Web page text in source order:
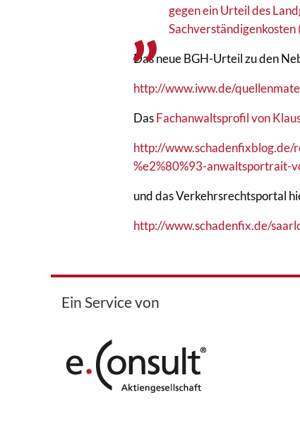
gegen ein Urteil des
Das neue BGH-Urteil zu den
http://www.iww.de/
DasFachanwaltsprofil von
http://
%e2%80%93-anwaltsportrait-
und das Verkehrsrechtsportal
http://www.schadenfix.de/
Ein Service von